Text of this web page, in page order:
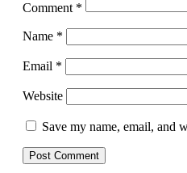
Comment *
Name *
Email *
Website
Save my name, email, and